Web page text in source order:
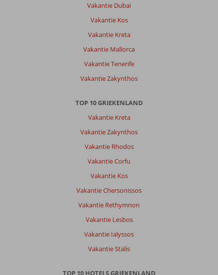
Vakantie Dubai
Vakantie Kos
Vakantie Kreta
Vakantie Mallorca
Vakantie Tenerife
Vakantie Zakynthos
TOP 10 GRIEKENLAND
Vakantie Kreta
Vakantie Zakynthos
Vakantie Rhodos
Vakantie Corfu
Vakantie Kos
Vakantie Chersonissos
Vakantie Rethymnon
Vakantie Lesbos
Vakantie Ialyssos
Vakantie Stalis
TOP 10 HOTELS GRIEKENLAND